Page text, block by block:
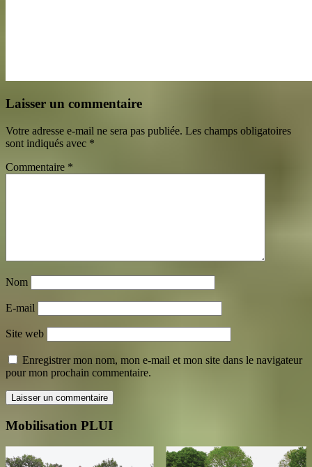
Laisser un commentaire
Votre adresse e-mail ne sera pas publiée. Les champs obligatoires
sont indiqués avec *
Commentaire *
Nom
E-mail
Site web
Enregistrer mon nom, mon e-mail et mon site dans le navigateur
pour mon prochain commentaire.
Mobilisation PLUI